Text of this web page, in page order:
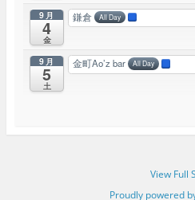
9月
4
金
鎌倉 All Day
9月
5
土
金町Ao’z bar All Day
View Full
Proudly powered